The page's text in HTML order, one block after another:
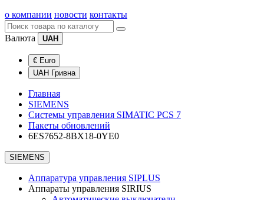
о компании новости контакты
Валюта UAH
€ Euro
UAH Гривна
Главная
SIEMENS
Системы управления SIMATIC PCS 7
Пакеты обновлений
6ES7652-8BX18-0YE0
SIEMENS
Аппаратура управления SIPLUS
Аппараты управления SIRIUS